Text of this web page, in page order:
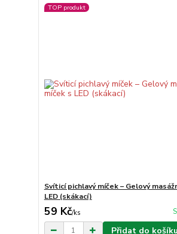
TOP produkt
Svíticí pichlavý míček – Gelový
LED (skákací)
59 Kč/ks
Přidat do košíku